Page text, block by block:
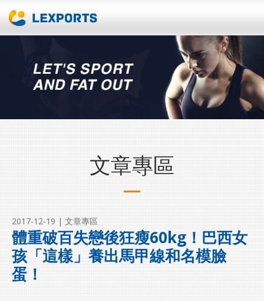
文章專區
2017-12-19 | 文章專區
體重破百失戀後狂瘦60kg！巴西女
孩「這樣」養出馬甲線和名模臉
蛋！